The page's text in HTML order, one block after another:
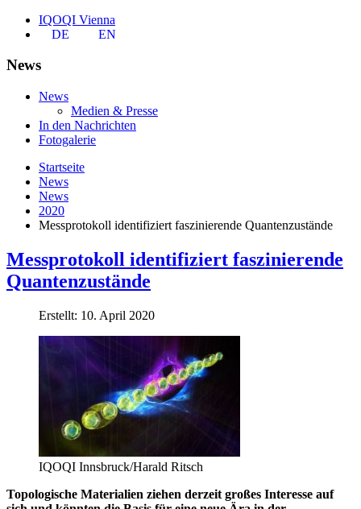
IQOQI Vienna
DE
EN
News
News
Medien & Presse
In den Nachrichten
Fotogalerie
Startseite
News
News
2020
Messprotokoll identifiziert faszinierende Quantenzustände
Messprotokoll identifiziert faszinierende
Quantenzustände
Erstellt: 10. April 2020
IQOQI Innsbruck/Harald Ritsch
Topologische Materialien ziehen derzeit großes Interesse auf